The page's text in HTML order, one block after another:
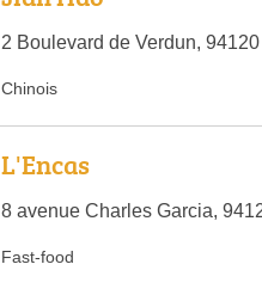
2 Boulevard de Verdun,
Chinois
L'Encas
8 avenue Charles Garcia,
Fast-food